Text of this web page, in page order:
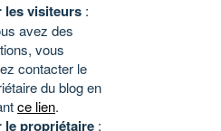
les visiteurs :
avez des
vous
contacter le
du blog en
ce lien.
le propriétaire :